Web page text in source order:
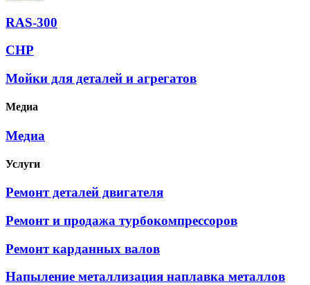
RAS-300
CHP
Мойки для деталей и агрегатов
Медиа
Медиа
Услуги
Ремонт деталей двигателя
Ремонт и продажа турбокомпрессоров
Ремонт карданных валов
Напыление металлизация наплавка металлов